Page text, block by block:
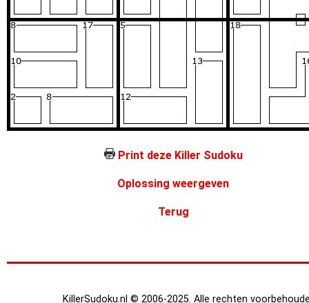
Print deze Killer Sudoku
Oplossing weergeven
Terug
KillerSudoku.nl © 2006-2025. Alle rechten